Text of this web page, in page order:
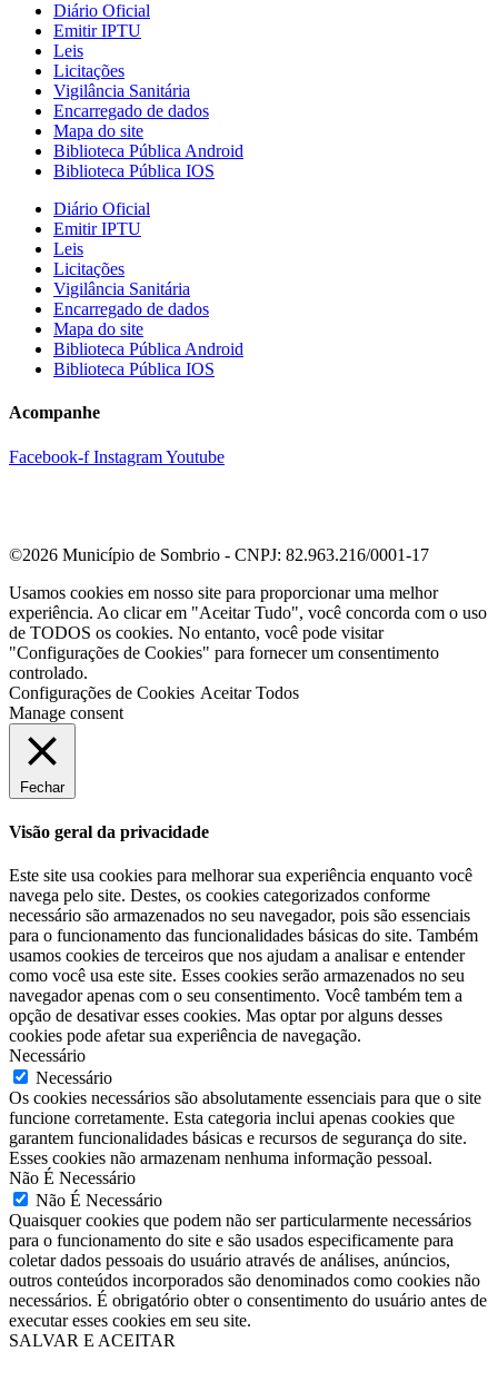
Diário Oficial
Emitir IPTU
Leis
Licitações
Vigilância Sanitária
Encarregado de dados
Mapa do site
Biblioteca Pública Android
Biblioteca Pública IOS
Diário Oficial
Emitir IPTU
Leis
Licitações
Vigilância Sanitária
Encarregado de dados
Mapa do site
Biblioteca Pública Android
Biblioteca Pública IOS
Acompanhe
Facebook-f InstagramYoutube
©2026 Município de Sombrio - CNPJ: 82.963.216/0001-17
Usamos cookies em nosso site para proporcionar uma melhor
experiência. Ao clicar em "Aceitar Tudo", você concorda com o uso
de TODOS os cookies. No entanto, você pode visitar
"Configurações de Cookies" para fornecer um consentimento
controlado.
Configurações de Cookies Aceitar Todos
Manage consent
Fechar
Visão geral da privacidade
Este site usa cookies para melhorar sua experiência enquanto você
navega pelo site. Destes, os cookies categorizados conforme
necessário são armazenados no seu navegador, pois são essenciais
para o funcionamento das funcionalidades básicas do site. Também
usamos cookies de terceiros que nos ajudam a analisar e entender
como você usa este site. Esses cookies serão armazenados no seu
navegador apenas com o seu consentimento. Você também tem a
opção de desativar esses cookies. Mas optar por alguns desses
cookies pode afetar sua experiência de navegação.
Necessário
Necessário
Os cookies necessários são absolutamente essenciais para que o site
funcione corretamente. Esta categoria inclui apenas cookies que
garantem funcionalidades básicas e recursos de segurança do site.
Esses cookies não armazenam nenhuma informação pessoal.
Não É Necessário
Não É Necessário
Quaisquer cookies que podem não ser particularmente necessários
para o funcionamento do site e são usados especificamente para
coletar dados pessoais do usuário através de análises, anúncios,
outros conteúdos incorporados são denominados como cookies não
necessários. É obrigatório obter o consentimento do usuário antes de
executar esses cookies em seu site.
SALVAR E ACEITAR